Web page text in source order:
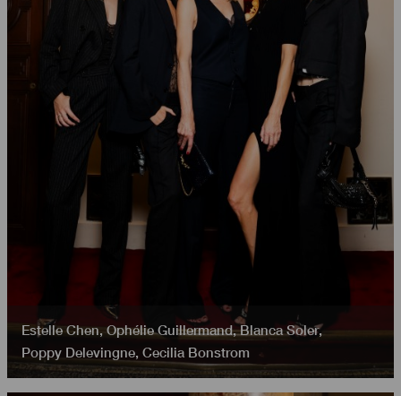
Estelle Chen, Ophélie Guillermand,Blanca Soler,
Poppy Delevingne, Cecilia Bonstrom